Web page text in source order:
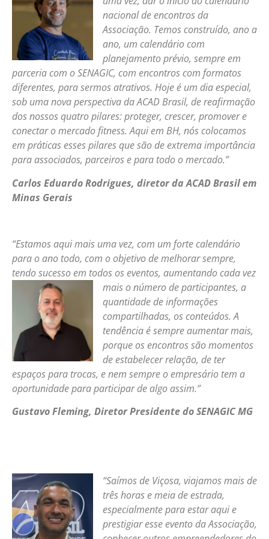
nacional de encontros da
Associação. Temos construído, ano a
ano, um calendário com
planejamento prévio, sempre em
parceria com o SENAGIC, com encontros com formatos
diferentes, para sermos atrativos. Hoje é um dia especial,
sob uma nova perspectiva da ACAD Brasil, de reafirmação
dos nossos quatro pilares: proteger, crescer, promover e
conectar o mercado fitness. Aqui em BH, nós colocamos
em práticas esses pilares que são de extrema importância
para associados, parceiros e para todo o mercado.”
Carlos Eduardo Rodrigues, diretor da ACAD Brasil em
Minas Gerais
“Estamos aqui mais uma vez, com um forte calendário
para o ano todo, com o objetivo de melhorar sempre,
tendo sucesso em todos os eventos, aumentando cada vez
mais o número departicipantes, a
quantidade de informações
compartilhadas, os conteúdos. A
tendência é sempre aumentar mais,
porque os encontros são momentos
de estabelecer relação, de ter
espaços para trocas, e nem sempre o empresário tem a
oportunidade para participar de algo assim.”
Gustavo Fleming, Diretor Presidente do SENAGIC MG
“Saímos de Viçosa, viajamos mais de
três horas e meia de estrada,
especialmente para estar aqui e
prestigiar esse evento da Associação,